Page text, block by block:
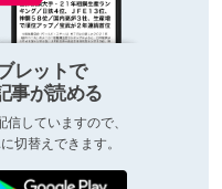
レットで
事が読める
していますので、
切替えできます。